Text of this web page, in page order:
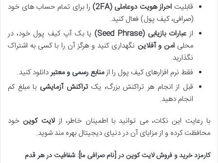
قابلیت احراز هویت دوعاملی (2FA)
را برای تمام حساب های خود
(صرافی، کیف پول) فعال کنید.
ازعبارات بازیابی (Seed Phrase)
یا بک آپ کیف پول خود، در
محلیامن و آفلاین نگهداری کنید و هرگز آن را با کسی به اشتراک
نگذارید.
فقط نرم افزارهای کیف پول را ازمنابع رسمی و معتبردانلود کنید.
قبل از انجام هر تراکنش بزرگ، یکتراکنش آزمایشی با مبلغ کم
انجام دهید.
با رعایت این نکات، می توانید با اطمینان خاطر، ازلایت کوین خود
محافظت کرده و از مزایای آن در دنیای دیجیتال بهره مند شوید.
کارمزد خرید و فروش لایت کوین در [نام صرافی ما]: شفافیت در هر قدم